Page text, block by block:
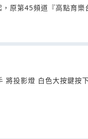
原第45頻道『高點育樂
將投影燈 白色大按鍵按